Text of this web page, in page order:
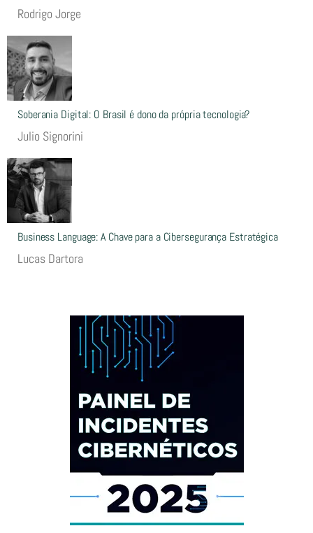
Rodrigo Jorge
Soberania Digital: O Brasil é dono da própria tecnologia?
Julio Signorini
Business Language: A Chave para a Cibersegurança Estratégica
Lucas Dartora